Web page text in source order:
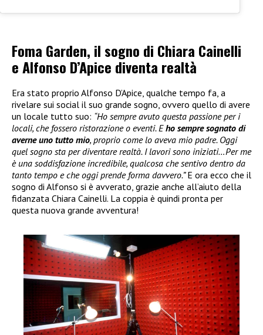
Foma Garden, il sogno di Chiara Cainelli
e Alfonso D’Apice diventa realtà
Era stato proprio Alfonso D’Apice, qualche tempo fa, a
rivelare sui social il suo grande sogno, ovvero quello di avere
un locale tutto suo: “Ho sempre avuto questa passione per i
locali, che fossero ristorazione o eventi. Eho sempre sognato di
averne uno tutto mio, proprio come lo aveva mio padre. Oggi
quel sogno sta per diventare realtà. I lavori sono iniziati…Per me
è una soddisfazione incredibile, qualcosa che sentivo dentro da
tanto tempo e che oggi prende forma davvero.”E ora ecco che il
sogno di Alfonso si è avverato, grazie anche all’aiuto della
fidanzata Chiara Cainelli. La coppia è quindi pronta per
questa nuova grande avventura!